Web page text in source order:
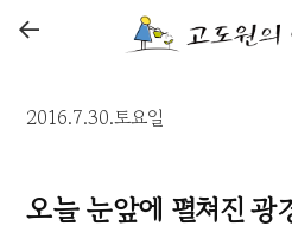
←
2016.7.30.토요일
오늘 눈앞에 펼쳐진 광